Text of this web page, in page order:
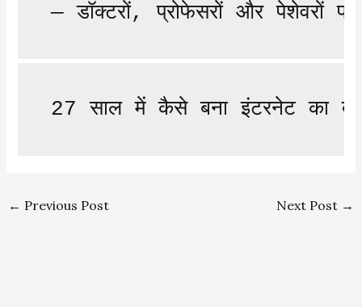
— डॉक्टरों, प्रोफेसरों और पेशेवरों
27 साल में कैसे बना इंटरनेट का
← Previous Post Next Post →